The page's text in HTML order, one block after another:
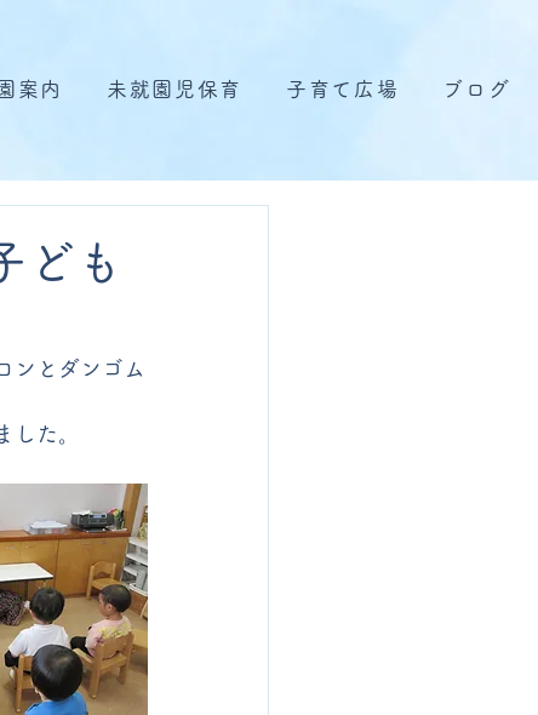
案内 未就園児保育 子育て広場 ブログ
ども
ンとダンゴム
た。